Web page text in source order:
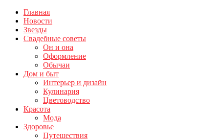
Главная
Новости
Звезды
Свадебные советы
Он и она
Оформление
Обычаи
Дом и быт
Интерьер и дизайн
Кулинария
Цветоводство
Красота
Мода
Здоровье
Путешествия